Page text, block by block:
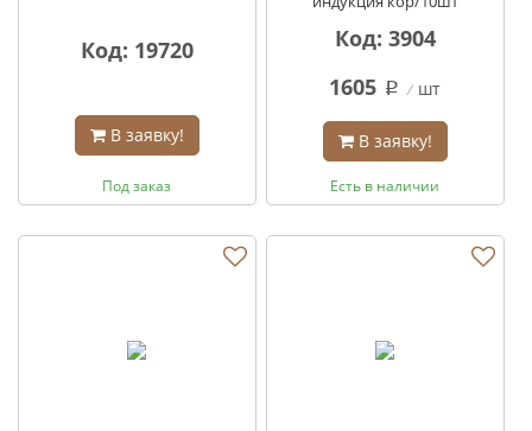
Код: 19720
В заявку!
Под заказ
Код: 3904
1605 q шт
В заявку!
Есть в наличии